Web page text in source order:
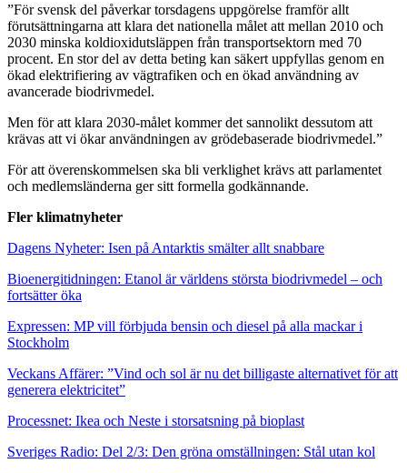
”För svensk del påverkar torsdagens uppgörelse framför allt
förutsättningarna att klara det nationella målet att mellan 2010 och
2030 minska koldioxidutsläppen från transportsektorn med 70
procent. En stor del av detta beting kan säkert uppfyllas genom en
ökad elektrifiering av vägtrafiken och en ökad användning av
avancerade biodrivmedel.
Men för att klara 2030-målet kommer det sannolikt dessutom att
krävas att vi ökar användningen av grödebaserade biodrivmedel.”
För att överenskommelsen ska bli verklighet krävs att parlamentet
och medlemsländerna ger sitt formella godkännande.
Fler klimatnyheter
Dagens Nyheter: Isen på Antarktis smälter allt snabbare
Bioenergitidningen: Etanol är världens största biodrivmedel – och
fortsätter öka
Expressen: MP vill förbjuda bensin och diesel på alla mackar i
Stockholm
Veckans Affärer: ”Vind och sol är nu det billigaste alternativet för att
generera elektricitet”
Processnet: Ikea och Neste i storsatsning på bioplast
Sveriges Radio: Del 2/3: Den gröna omställningen: Stål utan kol